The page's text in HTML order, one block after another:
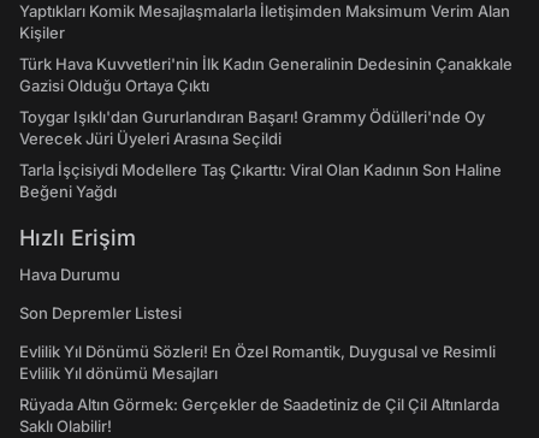
Yaptıkları Komik Mesajlaşmalarla İletişimden Maksimum Verim Alan
Kişiler
Türk Hava Kuvvetleri'nin İlk Kadın Generalinin Dedesinin Çanakkale
Gazisi Olduğu Ortaya Çıktı
Toygar Işıklı'dan Gururlandıran Başarı! Grammy Ödülleri'nde Oy
Verecek Jüri Üyeleri Arasına Seçildi
Tarla İşçisiydi Modellere Taş Çıkarttı: Viral Olan Kadının Son Haline
Beğeni Yağdı
Hızlı Erişim
Hava Durumu
Son Depremler Listesi
Evlilik Yıl Dönümü Sözleri! En Özel Romantik, Duygusal ve Resimli
Evlilik Yıl dönümü Mesajları
Rüyada Altın Görmek: Gerçekler de Saadetiniz de Çil Çil Altınlarda
Saklı Olabilir!